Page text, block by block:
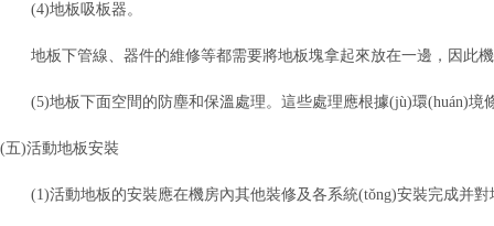
(4)地板吸板器。
地板下管線、器件的維修等都需要將地板塊拿起來放在一邊，因此
(5)地板下面空間的防塵和保溫處理。這些處理應根據(jù)環(huán)境
(五)活動地板安裝
(1)活動地板的安裝應在機房內其他裝修及各系統(tǒng)安裝完成并對